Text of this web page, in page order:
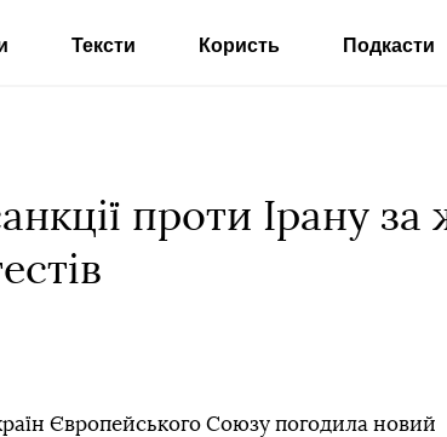
Тексти Користь Подкасти
проти Ірану за
Європейського Союзу погодила новий